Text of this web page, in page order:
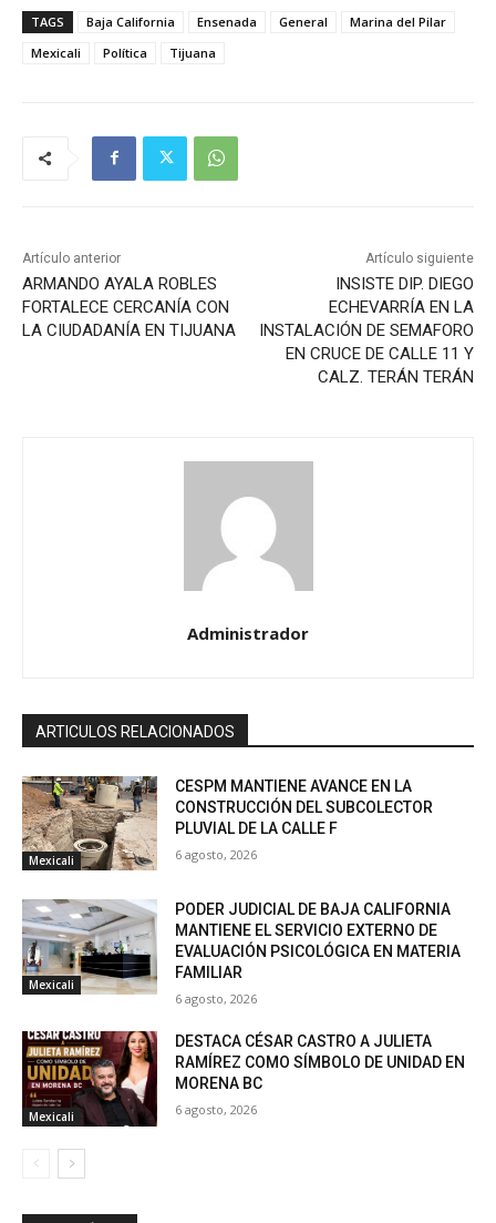
TAGS Baja California Ensenada General
Marina del Pilar
Mexicali
Política Tijuana
Artículo anterior
ARMANDO AYALA ROBLES
FORTALECE CERCANÍA CON
LA CIUDADANÍA EN TIJUANA
Artículo siguiente
INSISTE DIP. DIEGO
ECHEVARRÍA EN LA
INSTALACIÓN DE SEMAFORO
EN CRUCE DE CALLE 11 Y
CALZ. TERÁN TERÁN
Administrador
ARTICULOS RELACIONADOS
Mexicali
CESPM MANTIENE AVANCE EN LA
CONSTRUCCIÓN DEL SUBCOLECTOR
PLUVIAL DE LA CALLE F
6 agosto, 2026
Mexicali
PODER JUDICIAL DE BAJA CALIFORNIA
MANTIENE EL SERVICIO EXTERNO DE
EVALUACIÓN PSICOLÓGICA EN MATERIA
FAMILIAR
6 agosto, 2026
Mexicali
DESTACA CÉSAR CASTRO A JULIETA
RAMÍREZ COMO SÍMBOLO DE UNIDAD EN
MORENA BC
6 agosto, 2026